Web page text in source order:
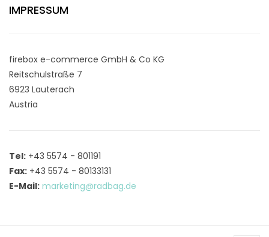
IMPRESSUM
firebox e-commerce GmbH & Co KG
Reitschulstraße 7
6923 Lauterach
Austria
Tel: +43 5574 - 801191
Fax: +43 5574 - 80133131
E-Mail: marketing@radbag.de